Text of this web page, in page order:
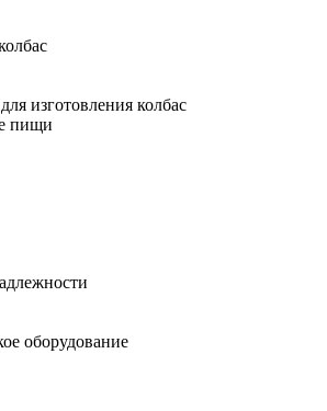
изготовления колбас
пищи
оборудование